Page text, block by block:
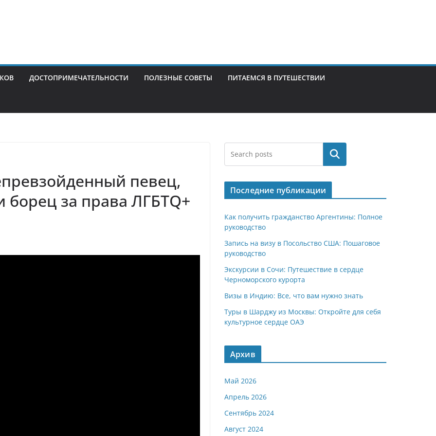
ДОСТОПРИМЕЧАТЕЛЬНОСТИ ПОЛЕЗНЫЕ СОВЕТЫ ПИТАЕМСЯ В ПУТЕШЕСТВИИ
певец,
борец за права ЛГБТQ+
Поиск
Последние публикации
Как получить гражданство Аргентины: Полное
руководство
Запись на визу в Посольство США: Пошаговое
руководство
Экскурсии в Сочи: Путешествие в сердце
Черноморского курорта
Визы в Индию: Все, что вам нужно знать
Туры в Шарджу из Москвы: Откройте для себя
культурное сердце ОАЭ
Архив
Май 2026
Апрель 2026
Сентябрь 2024
Август 2024